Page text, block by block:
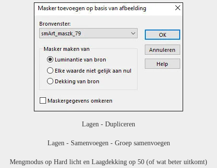
Lagen - Dupliceren
Lagen - Samenvoegen - Groep samenvoegen
Mengmodus op Hard licht en Laagdekking op 50 (of wat beter uitkomt)